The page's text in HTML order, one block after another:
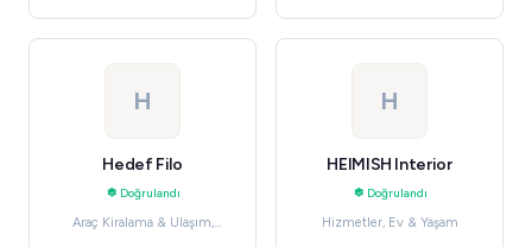
H
Hedef Filo
Doğrulandı
Araç Kiralama & Ulaşım,
H
HEIMISH Interior
Doğrulandı
Hizmetler, Ev & Yaşam